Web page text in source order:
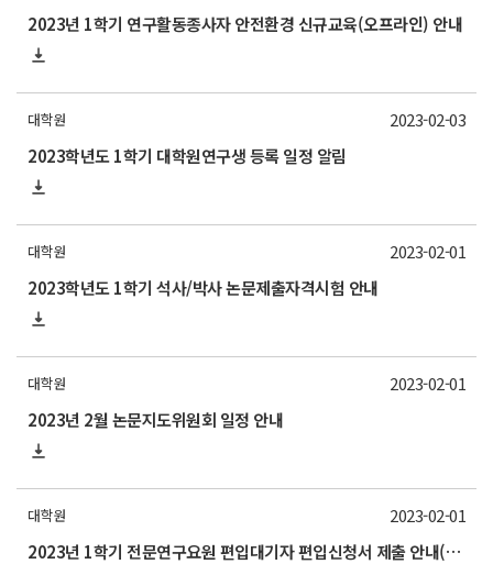
2023년 1학기 연구활동종사자 안전환경 신규교육(오프라인) 안내
대학원
2023학년도 1학기 대학원연구생 등록 일정 알림
2023-02-03
대학원
2023학년도 1학기 석사/박사 논문제출자격시험 안내
2023-02-01
대학원
2023년 2월 논문지도위원회 일정 안내
2023-02-01
대학원
2023년 1학기 전문연구요원 편입대기자 편입신청서 제출 안내(~2/3)
2023-02-01